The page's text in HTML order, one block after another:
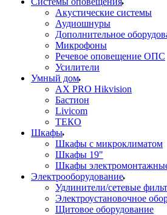
Акустические системы
Аудиошнуры
Дополнительное
Микрофоны
Речевое оповещение ОПС
Усилители
Умный дом
AX PRO Hikvision
Бастион
Livicom
ТЕКО
Шкафы
Шкафы с микроклиматом
Шкафы 19"
Шкафы
Электрооборудование
Удлинители/сетевые
Электроустановочное
Щитовое оборудование